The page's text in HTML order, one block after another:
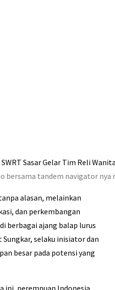
bersama tandem navigator
alasan, melainkan
dan perkembangan
berbagai ajang balap lurus
selaku inisiator dan
besar pada potensi yang